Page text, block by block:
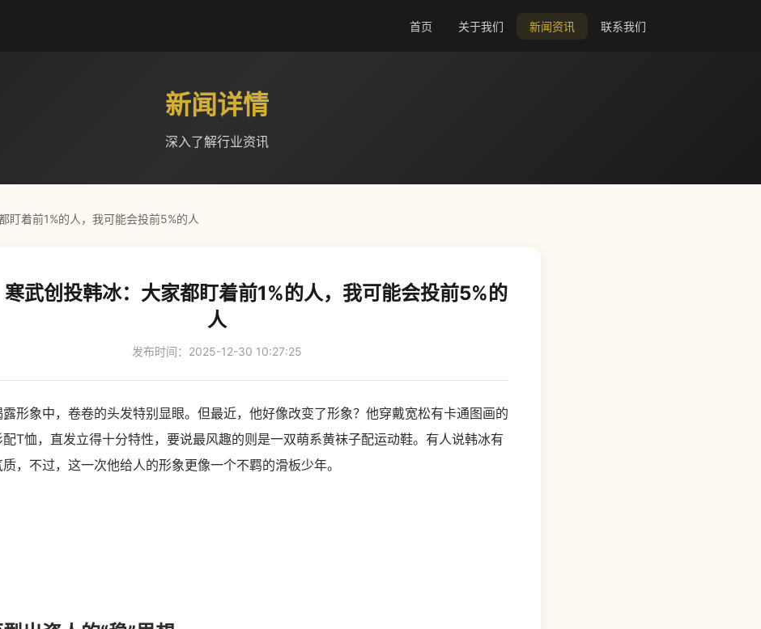
首页 关于我们 新闻资讯 联系我们
新闻详情
深入了解行业资讯
盯着前1%的人，我可能会投前5%的人
寒武创投韩冰：大家都盯着前1%的人，我可能会投前5%的
人
发布时间：2025-12-30 10:27:25
形象中，卷卷的头发特别显眼。但最近，他好像改变了形象？他穿戴宽松有卡通图画的
T恤，直发立得十分特性，要说最风趣的则是一双萌系黄袜子配运动鞋。有人说韩冰有
，不过，这一次他给人的形象更像一个不羁的滑板少年。